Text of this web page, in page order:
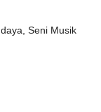
Seni Musik